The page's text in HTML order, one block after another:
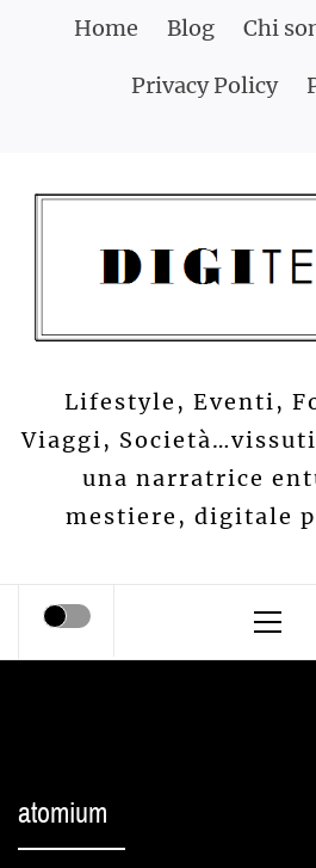
Home Blog Chi
Privacy Policy
Lifestyle, Eventi,
Viaggi,
una narratrice
mestiere, digitale
Menu
atomium